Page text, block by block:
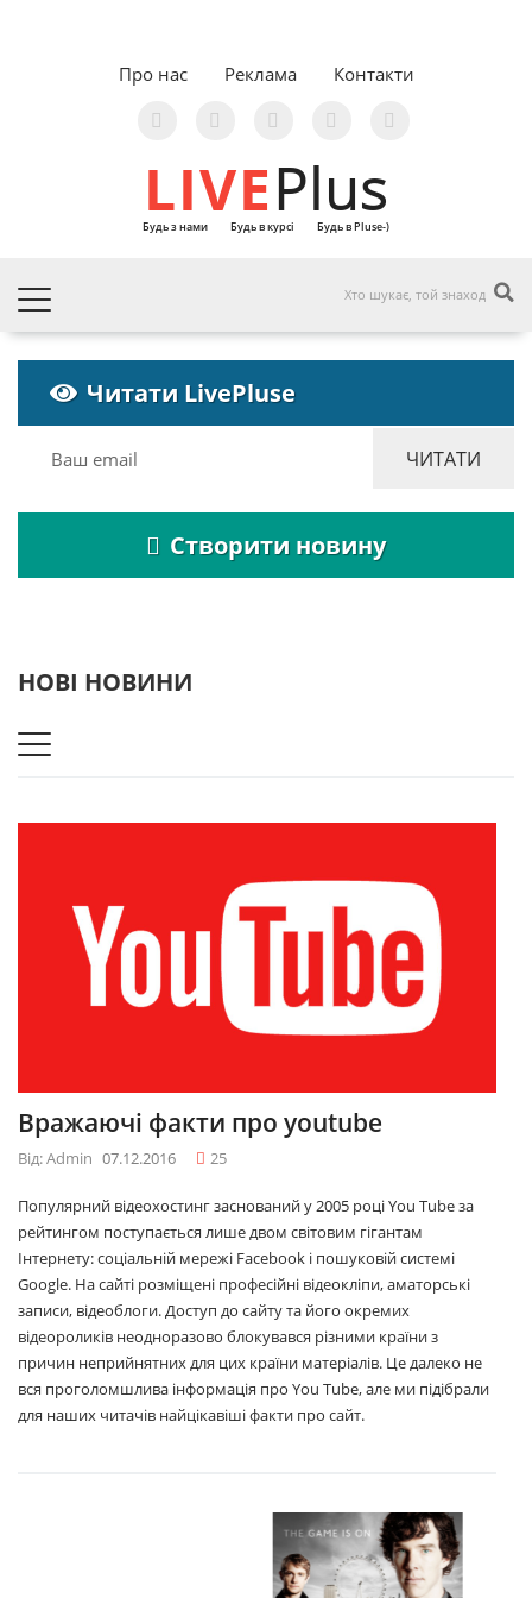
Про нас Реклама Контакти
LIVEPlus
Будь з нами Будь в курсі Будь в Pluse-)
Читати LivePluse
Створити новину
НОВІ НОВИНИ
Вражаючі факти про youtube
Від: Admin 07.12.2016 25
Популярний відеохостинг заснований у 2005 році You Tube за
рейтингом поступається лише двом світовим гігантам
Інтернету: соціальній мережі Facebook і пошуковій системі
Google. На сайті розміщені професійні відеокліпи, аматорські
записи, відеоблоги. Доступ до сайту та його окремих
відеороликів неодноразово блокувався різними країни з
причин неприйнятних для цих країни матеріалів. Це далеко не
вся проголомшлива інформація про You Tube, але ми підібрали
для наших читачів найцікавіші факти про сайт.